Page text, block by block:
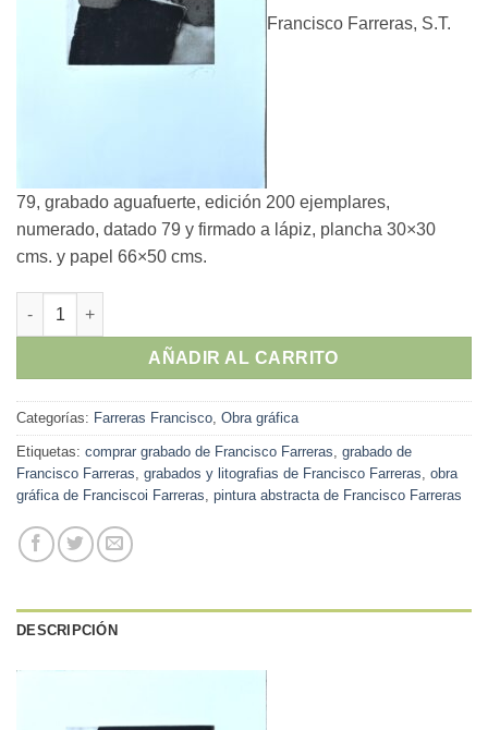
Francisco Farreras, S.T.
79, grabado aguafuerte, edición 200 ejemplares,
numerado, datado 79 y firmado a lápiz, plancha 30×30
cms. y papel 66×50 cms.
Francisco Farreras - "S.T. 79" grabado aguafuerte cantidad
AÑADIR AL CARRITO
Categorías: Farreras Francisco, Obra gráfica
Etiquetas: comprar grabado de Francisco Farreras, grabado de
Francisco Farreras, grabados y litografias de Francisco Farreras, obra
gráfica de Franciscoi Farreras, pintura abstracta de Francisco Farreras
DESCRIPCIÓN